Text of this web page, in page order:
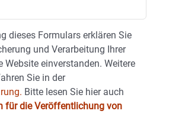
dieses Formulars erklären Sie
und Verarbeitung Ihrer
Website einverstanden. Weitere
Sie in der
Bitte lesen Sie hier auch
für die Veröffentlichung von